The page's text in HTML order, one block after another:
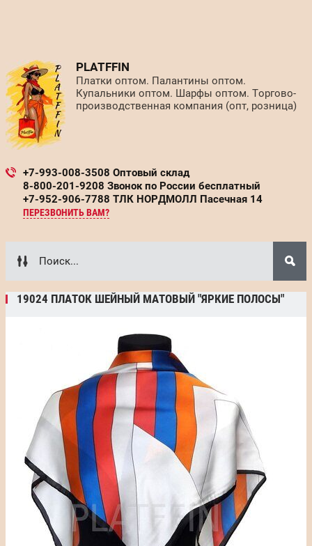
PLATFFIN
Платки оптом. Палантины оптом.
Купальники оптом. Шарфы оптом. Торгово-
производственная компания (опт, розница)
+7-993-008-3508 Оптовый склад
8-800-201-9208 Звонок по России бесплатный
+7-952-906-7788 ТЛК НОРДМОЛЛ Пасечная 14
ПЕРЕЗВОНИТЬ ВАМ?
19024 ПЛАТОК ШЕЙНЫЙ МАТОВЫЙ "ЯРКИЕ ПОЛОСЫ"